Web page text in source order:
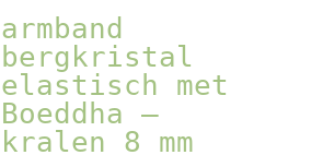
armband
bergkristal
elastisch met
Boeddha –
kralen 8 mm